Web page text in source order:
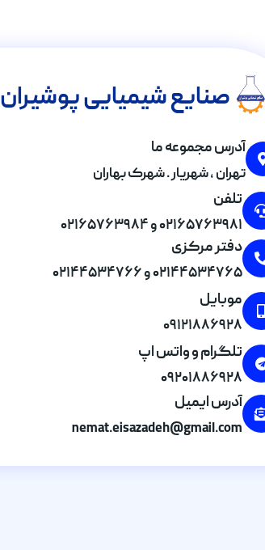
صنایع شیمیایی پوشیران
آدرس مجموعه ما
تهران , شهریار . شهرک بهاران
تلفن
۰۲۱۶۵۷۶۳۹۸۱ و ۰۲۱۶۵۷۶۳۹۸۴
دفتر مرکزی
۰۲۱۴۴۵۳۴۷۶۵ و ۰۲۱۴۴۵۳۴۷۶۶
موبایل
۰۹۱۲۱۸۸۶۹۲۸
تلگرام و واتس اپ
۰۹۲۰۱۸۸۶۹۲۸
آدرس ایمیل
nemat.eisazadeh@gmail.com